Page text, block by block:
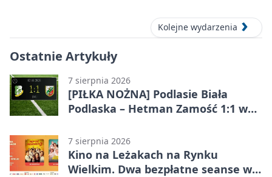
Kolejne wydarzenia
Ostatnie Artykuły
7 sierpnia 2026
[PIŁKA NOŻNA] Podlasie Biała
Podlaska – Hetman Zamość 1:1 w
podział punktów po bezbramkowej
pierwszej połowie
7 sierpnia 2026
Kino na Leżakach na Rynku
Wielkim. Dwa bezpłatne seanse w